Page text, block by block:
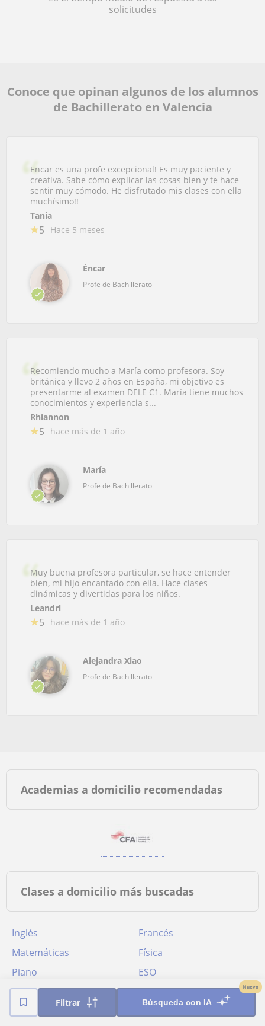
Filtrar Búsqueda con IA
Nuevo
solicitudes
Conoce que opinan algunos de los alumnos
de Bachillerato en Valencia
Encar es una profe excepcional! Es muy paciente y
creativa. Sabe cómo explicar las cosas bien y te hace
sentir muy cómodo. He disfrutado mis clases con ella
muchísimo!!
Tania
5 Hace 5 meses
Éncar
Profe de Bachillerato
Recomiendo mucho a María como profesora. Soy
británica y llevo 2 años en España, mi objetivo es
presentarme al examen DELE C1. María tiene muchos
conocimientos y experiencia s...
Rhiannon
5 hace más de 1 año
María
Profe de Bachillerato
Muy buena profesora particular, se hace entender
bien, mi hijo encantado con ella. Hace clases
dinámicas y divertidas para los niños.
Leandrl
5 hace más de 1 año
Alejandra Xiao
Profe de Bachillerato
Academias a domicilio recomendadas
Clases a domicilio más buscadas
Inglés
Francés
Matemáticas
Física
Piano
ESO
Bachillerato en Alaquàs